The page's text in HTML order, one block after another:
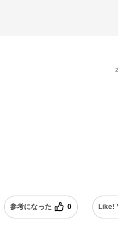
参考になった 0 Like!